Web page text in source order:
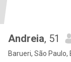
Andreia, 51
Barueri, São Paulo,